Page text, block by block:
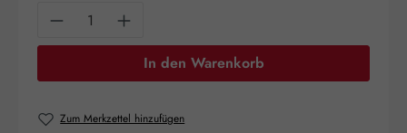
Produkt Anzahl: Gib den gewünschten
In den Warenkorb
Zum Merkzettel hinzufügen